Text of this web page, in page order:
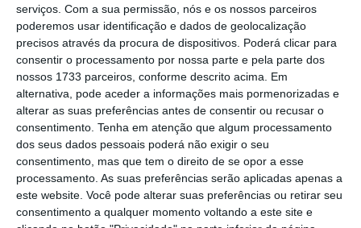
serviços. Com a sua permissão, nós e os nossos parceiros
poderemos usar identificação e dados de geolocalização
precisos através da procura de dispositivos. Poderá clicar para
consentir o processamento por nossa parte e pela parte dos
nossos 1733 parceiros, conforme descrito acima. Em
alternativa, pode aceder a informações mais pormenorizadas e
alterar as suas preferências antes de consentir ou recusar o
consentimento. Tenha em atenção que algum processamento
dos seus dados pessoais poderá não exigir o seu
consentimento, mas que tem o direito de se opor a esse
processamento. As suas preferências serão aplicadas apenas a
este website. Você pode alterar suas preferências ou retirar seu
consentimento a qualquer momento voltando a este site e
contabilizou 236 novas infeções (28,5%).
Boletim epidemiológico de 13 de
outubro: